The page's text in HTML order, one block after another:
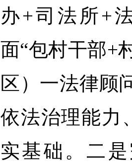
办+司法所+
面“包村干部+
区）一法律顾
依法治理能力
实基础。 二